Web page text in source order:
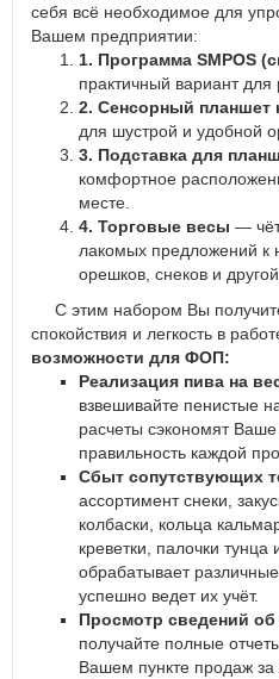
себя всё необходимое для
Вашем предприятии:
1. Программа SMPOS
практичный вариант для
2. Сенсорный планшет
для шустрой и удобной
3. Подставка для
комфортное
месте.
4. Торговые весы —
лакомых предложений к
орешков, снеков и
С этим набором Вы
спокойствия и легкость в
возможности для ФОП:
Реализация пива на
взвешивайте пенистые
расчеты сэкономят
правильность каждой
Сбыт сопутствующих
ассортимент снеки,
колбаски, кольца
креветки, палочки тунца
обрабатывает
успешно ведет их учёт.
Просмотр сведений об
получайте полные
Вашем пункте продаж